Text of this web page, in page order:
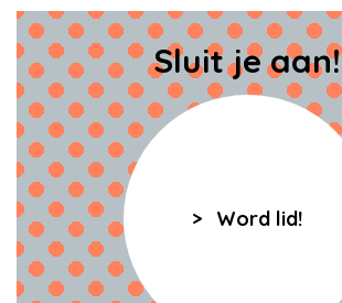
Sluit je aan!
Word lid!